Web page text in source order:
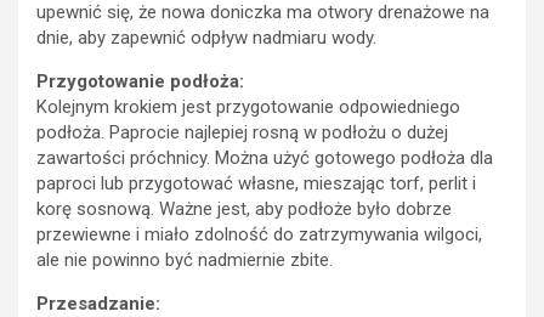
upewnić się, że nowa doniczka ma otwory drenażowe na
dnie, aby zapewnić odpływ nadmiaru wody.
Przygotowanie podłoża:
Kolejnym krokiem jest przygotowanie odpowiedniego
podłoża. Paprocie najlepiej rosną w podłożu o dużej
zawartości próchnicy. Można użyć gotowego podłoża dla
paproci lub przygotować własne, mieszając torf, perlit i
korę sosnową. Ważne jest, aby podłoże było dobrze
przewiewne i miało zdolność do zatrzymywania wilgoci,
ale nie powinno być nadmiernie zbite.
Przesadzanie: